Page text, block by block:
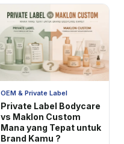
OEM & Private Label
Private Label Bodycare
vs Maklon Custom
Mana yang Tepat untuk
Brand Kamu ?